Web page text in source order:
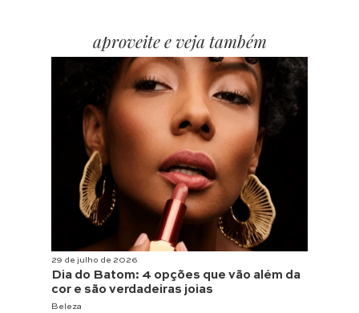
aproveite e veja também
29 de julho de 2026
Dia do Batom: 4 opções que vão além da
cor e são verdadeiras joias
Beleza